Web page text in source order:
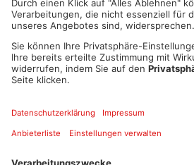
ANZEIGE
Mehr aus Main-